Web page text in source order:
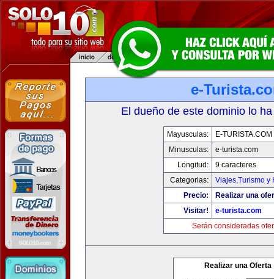
e-
El dueño de este dominio lo
Mayusculas:
E-TURISTA.COM
Minusculas:
e-turista.com
Longitud:
9 caracteres
Categorias:
Viajes,Turismo y
Precio:
Realizar una
Visitar!
e-turista.com
Serán consideradas
Realizar una Oferta